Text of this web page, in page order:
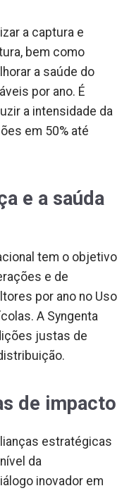
a captura e
bem como
a saúde do
por ano. É
a intensidade da
em 50% até
e a saúda
tem o objetivo
e de
por ano no Uso
A Syngenta
justas de
de impacto
estratégicas
da
inovador em